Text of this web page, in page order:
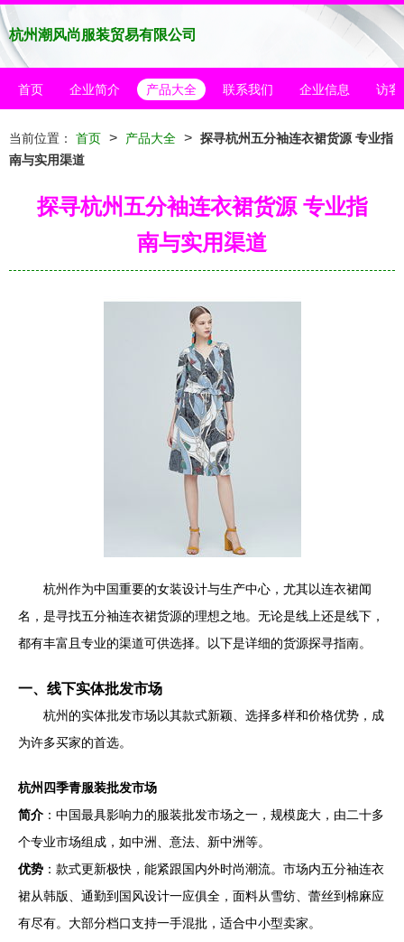
杭州潮风尚服装贸易有限公司
首页 企业简介 产品大全 联系我们 企业信息 访客
当前位置： 首页 > 产品大全 > 探寻杭州五分袖连衣裙货源 专业指
南与实用渠道
探寻杭州五分袖连衣裙货源 专业指
南与实用渠道
杭州作为中国重要的女装设计与生产中心，尤其以连衣裙闻
名，是寻找五分袖连衣裙货源的理想之地。无论是线上还是线下，
都有丰富且专业的渠道可供选择。以下是详细的货源探寻指南。
一、线下实体批发市场
杭州的实体批发市场以其款式新颖、选择多样和价格优势，成
为许多买家的首选。
杭州四季青服装批发市场
简介 ：中国最具影响力的服装批发市场之一，规模庞大，由二十多
个专业市场组成，如中洲、意法、新中洲等。
优势 ：款式更新极快，能紧跟国内外时尚潮流。市场内五分袖连衣
裙从韩版、通勤到国风设计一应俱全，面料从雪纺、蕾丝到棉麻应
有尽有。大部分档口支持一手混批，适合中小型卖家。